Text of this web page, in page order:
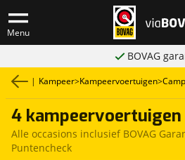
Menu
BOVAG
| Kampeer>Kampeervoertuigen>
4
Alle occasions inclusief BOVAG
Puntencheck